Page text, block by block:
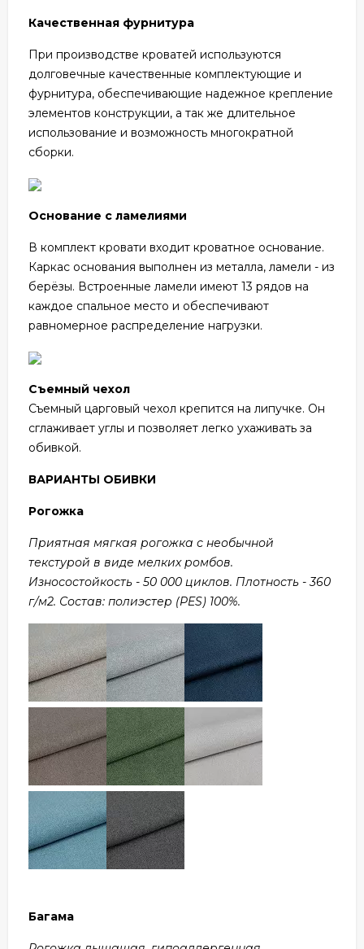
Качественная фурнитура
При производстве кроватей используются
долговечные качественные комплектующие и
фурнитура, обеспечивающие надежное крепление
элементов конструкции, а так же длительное
использование и возможность многократной
сборки.
Основание с ламелиями
В комплект кровати входит кроватное основание.
Каркас основания выполнен из металла, ламели - из
берёзы. Встроенные ламели имеют 13 рядов на
каждое спальное место и обеспечивают
равномерное распределение нагрузки.
Съемный чехол
Съемный царговый чехол крепится на липучке. Он
сглаживает углы и позволяет легко ухаживать за
обивкой.
ВАРИАНТЫ ОБИВКИ
Рогожка
Приятная мягкая рогожка с необычной
текстурой в виде мелких ромбов.
Износостойкость - 50 000 циклов. Плотность - 360
г/м2. Состав: полиэстер (PES) 100%.
Багама